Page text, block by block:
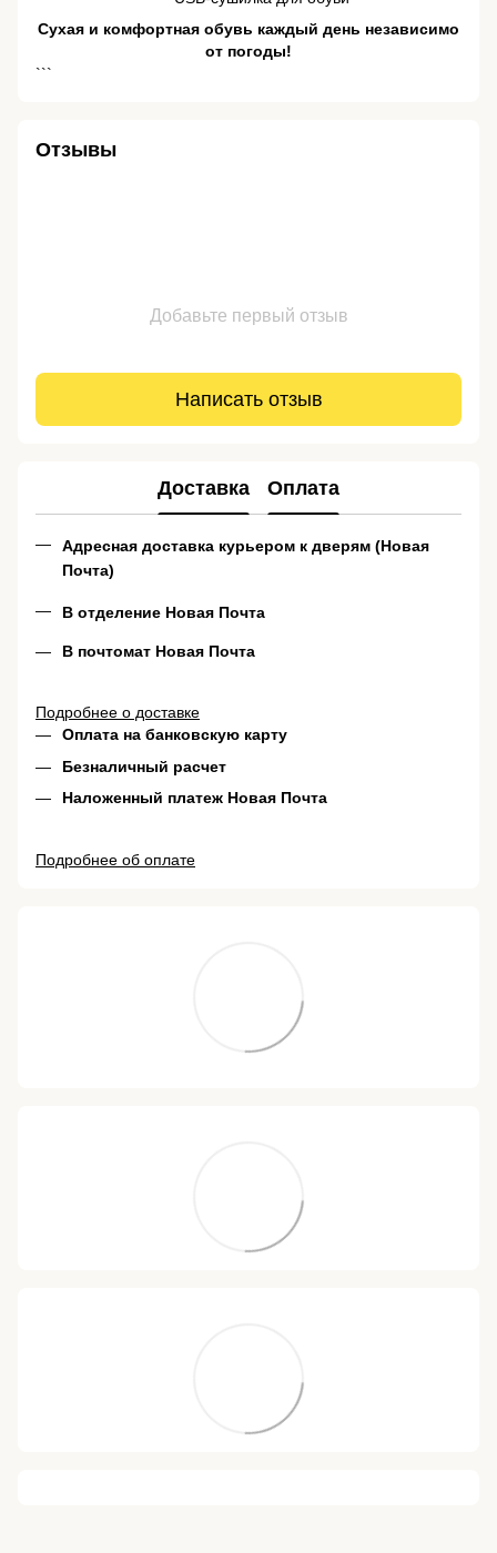
Сухая и комфортная обувь каждый день независимо
от погоды!
```
Отзывы
Добавьте первый отзыв
Написать отзыв
Доставка Оплата
Адресная доставка курьером к дверям (Новая
Почта)
В отделение Новая Почта
В почтомат Новая Почта
Подробнее о доставке
Оплата на банковскую карту
Безналичный расчет
Наложенный платеж Новая Почта
Подробнее об оплате